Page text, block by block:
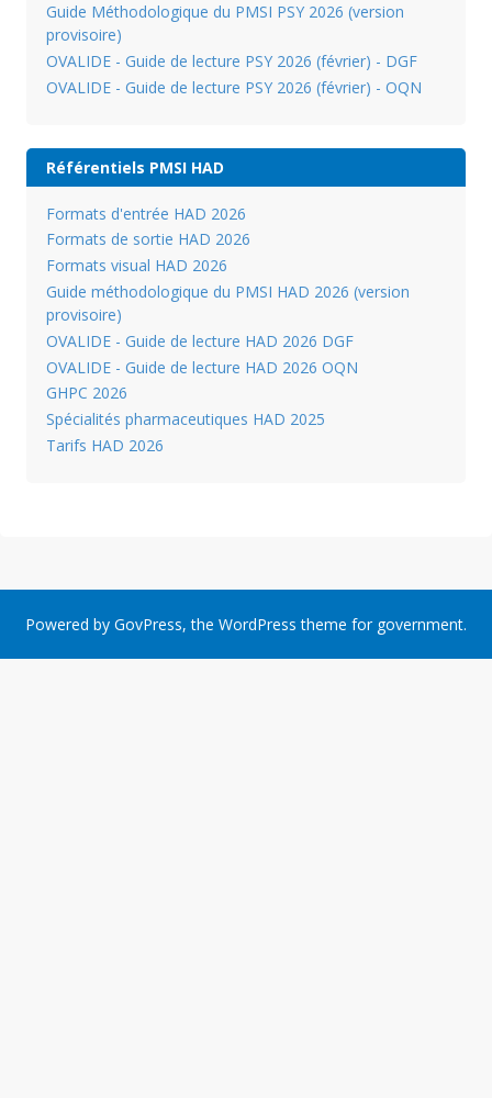
Guide Méthodologique du PMSI PSY 2026 (version
provisoire)
OVALIDE - Guide de lecture PSY 2026 (février) - DGF
OVALIDE - Guide de lecture PSY 2026 (février) - OQN
Référentiels PMSI HAD
Formats d'entrée HAD 2026
Formats de sortie HAD 2026
Formats visual HAD 2026
Guide méthodologique du PMSI HAD 2026 (version
provisoire)
OVALIDE - Guide de lecture HAD 2026 DGF
OVALIDE - Guide de lecture HAD 2026 OQN
GHPC 2026
Spécialités pharmaceutiques HAD 2025
Tarifs HAD 2026
Powered by GovPress, the WordPress theme for government.